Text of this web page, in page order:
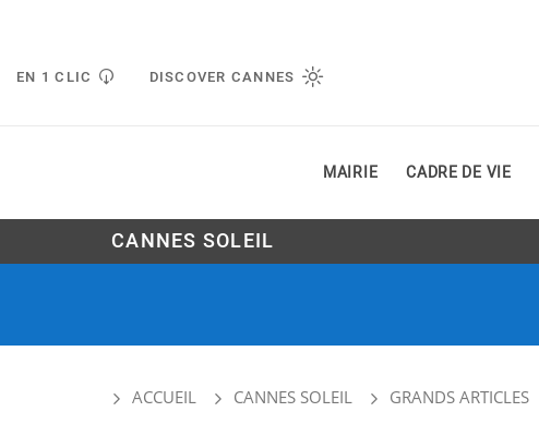
EN 1 CLIC DISCOVER CANNES
MAIRIE CADRE DE VIE
CANNES SOLEIL
ACCUEIL CANNES SOLEIL GRANDS ARTICLES